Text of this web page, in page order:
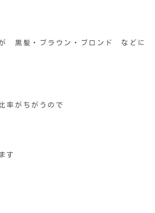
黒髪・ブラウン・ブロンド などに
率がちがうので
す